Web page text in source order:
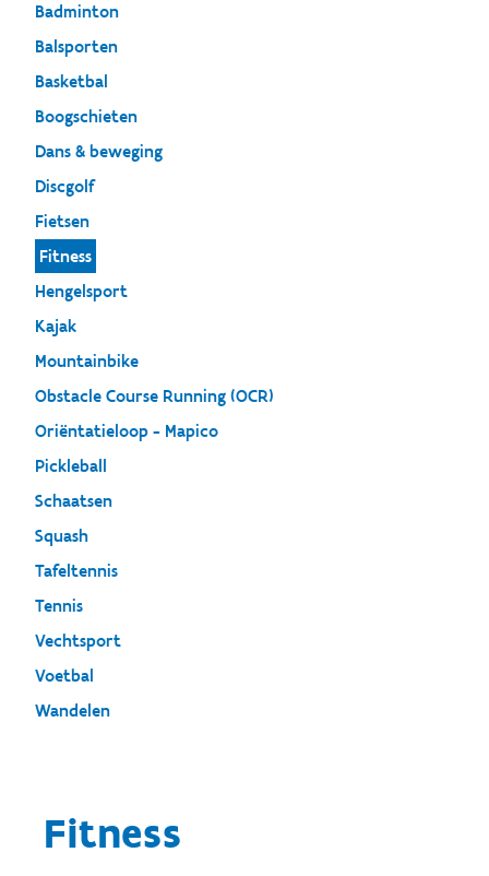
Badminton
Balsporten
Basketbal
Boogschieten
Dans & beweging
Discgolf
Fietsen
Fitness
Hengelsport
Kajak
Mountainbike
Obstacle Course Running (OCR)
Oriëntatieloop - Mapico
Pickleball
Schaatsen
Squash
Tafeltennis
Tennis
Vechtsport
Voetbal
Wandelen
Fitness